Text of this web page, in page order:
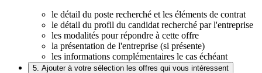
le détail du poste recherché et les éléments de contrat
le détail du profil du candidat recherché par l'entreprise
les modalités pour répondre à cette offre
la présentation de l'entreprise (si présente)
les informations complémentaires le cas échéant
5. Ajouter à votre sélection les offres qui vous intéressent